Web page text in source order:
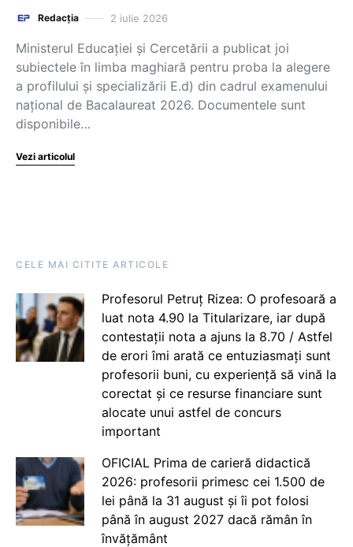
Redacția 2 iulie 2026
Ministerul Educației și Cercetării a publicat joi
subiectele în limba maghiară pentru proba la alegere
a profilului și specializării E.d) din cadrul examenului
național de Bacalaureat 2026. Documentele sunt
disponibile…
Vezi articolul
CELE MAI CITITE ARTICOLE
Profesorul Petruț Rizea: O profesoară a
luat nota 4.90 la Titularizare, iar după
contestații nota a ajuns la 8.70 / Astfel
de erori îmi arată ce entuziasmați sunt
profesorii buni, cu experiență să vină la
corectat și ce resurse financiare sunt
alocate unui astfel de concurs
important
OFICIAL Prima de carieră didactică
2026: profesorii primesc cei 1.500 de
lei până la 31 august și îi pot folosi
până în august 2027 dacă rămân în
învățământ